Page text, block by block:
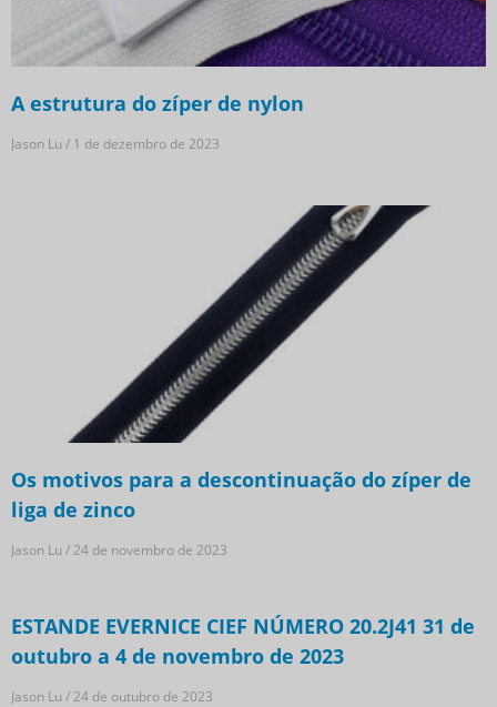
A estrutura do zíper de nylon
Jason Lu 1 de dezembro de 2023
Os motivos para a descontinuação do zíper de
liga de zinco
Jason Lu 24 de novembro de 2023
ESTANDE EVERNICE CIEF NÚMERO 20.2J41 31 de
outubro a 4 de novembro de 2023
Jason Lu 24 de outubro de 2023